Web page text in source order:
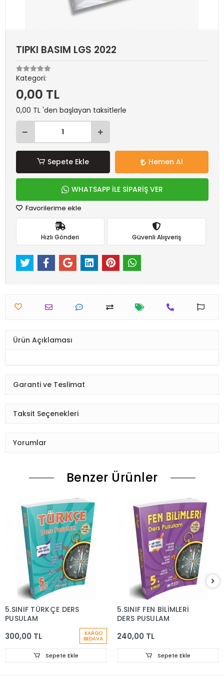
TIPKI BASIM LGS 2022
Kategori:
0,00 TL
0,00 TL 'den başlayan taksitlerle
Sepete Ekle Hemen Al
WHATSAPP İLE SİPARİŞ VER
Favorilerime ekle
Hızlı Gönderi Güvenli Alışveriş
Ürün Açıklaması
Garanti ve Teslimat
Taksit Seçenekleri
Yorumlar
Benzer Ürünler
5.SINIF TÜRKÇE DERS
PUSULAM
300,00 TL KARGO
BEDAVA
Sepete Ekle
5.SINIF FEN BİLİMLERİ
DERS PUSULAM
240,00 TL
Sepete Ekle